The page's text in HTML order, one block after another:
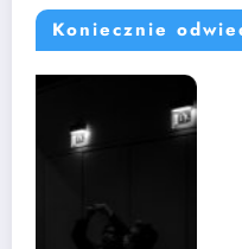
Koniecznie
ATRAKCJE TURYSTYCZNE